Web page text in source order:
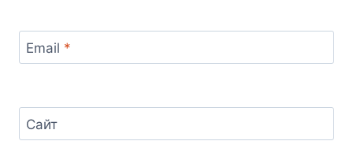
Email *
Сайт